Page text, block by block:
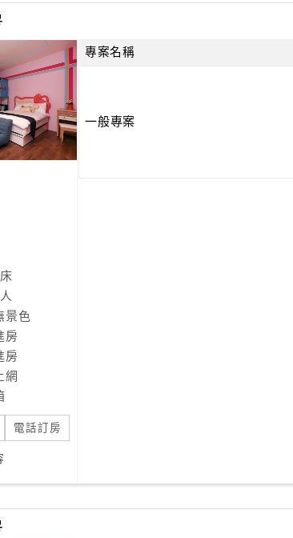
景色
房
房
網
電話訂房
專案名稱
一般專案